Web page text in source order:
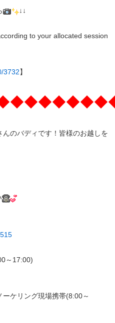
↓↓
to your allocated session
3732】
のバディです！皆様のお越しを
～17:00)
ケリング現場携帯(8:00～